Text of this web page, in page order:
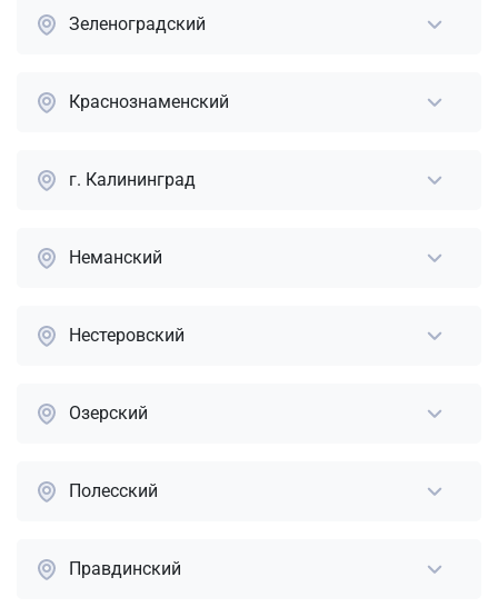
Зеленоградский
Краснознаменский
г. Калининград
Неманский
Нестеровский
Озерский
Полесский
Правдинский